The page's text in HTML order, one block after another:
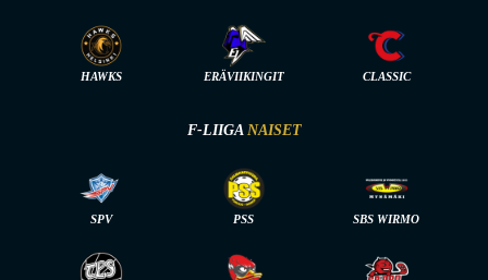
HAWKS ERÄVIIKINGIT CLASSIC
F-LIIGA NAISET
SPV PSS SBS WIRMO